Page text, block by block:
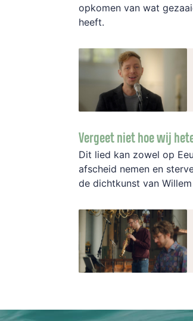
opkomen van wat
heeft.
Vergeet niet hoe wij
Dit lied kan zowel op
afscheid nemen en
de dichtkunst van